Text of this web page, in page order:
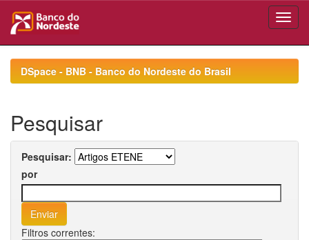
navigationDSpace - BNB - Banco do Nordeste do Brasil
Pesquisar
Pesquisar:
por
Filtros correntes: